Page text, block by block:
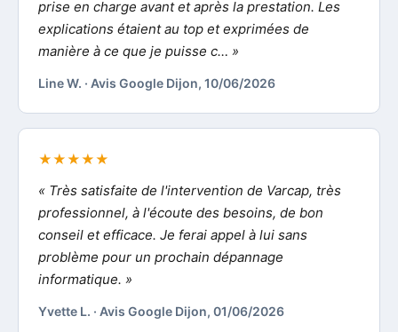
prise en charge avant et après la prestation. Les
explications étaient au top et exprimées de
manière à ce que je puisse c… »
Line W. · Avis Google Dijon, 10/06/2026
★★★★★
« Très satisfaite de l'intervention de Varcap, très
professionnel, à l'écoute des besoins, de bon
conseil et efficace. Je ferai appel à lui sans
problème pour un prochain dépannage
informatique. »
Yvette L. · Avis Google Dijon, 01/06/2026